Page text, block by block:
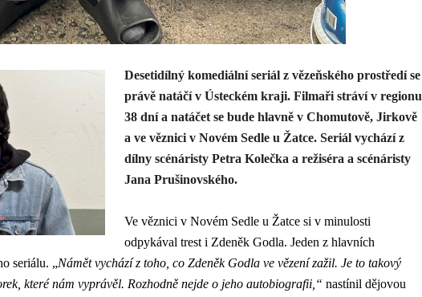
Desetidílný komediální seriál z vězeňského prostředí se
právě natáčí v Ústeckém kraji. Filmaři stráví v regionu
38 dní a natáčet se bude hlavně v Chomutově, Jirkově
a ve věznici v Novém Sedle u Žatce. Seriál vychází z
dílny scénáristy Petra Kolečka a režiséra a scénáristy
Jana Prušinovského.
Ve věznici v Novém Sedle u Žatce si v minulosti
odpykával trest i Zdeněk Godla. Jeden z hlavních
seriálu. „Námět vychází z toho, co Zdeněk Godla ve vězení zažil. Je to takový
které nám vyprávěl. Rozhodně nejde o jeho autobiografii,“ nastínil dějovou